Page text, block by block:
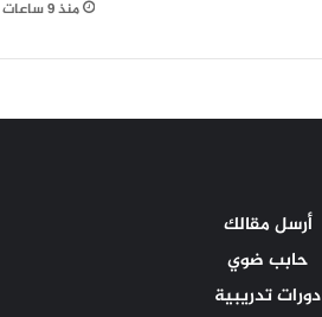
منذ 9 ساعات
أرسل مقالك
حابب ضوي
دورات تدريبية